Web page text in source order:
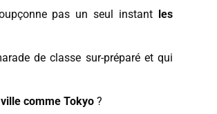
pas un seul instant
les
de classe sur-préparé et qui
comme Tokyo ?